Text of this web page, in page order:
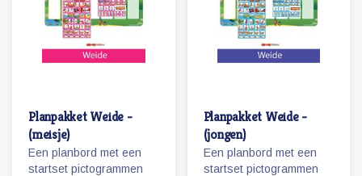
Planpakket Weide -
(meisje)
Een planbord met een
startset pictogrammen
Planpakket Weide -
(jongen)
Een planbord met een
startset pictogrammen